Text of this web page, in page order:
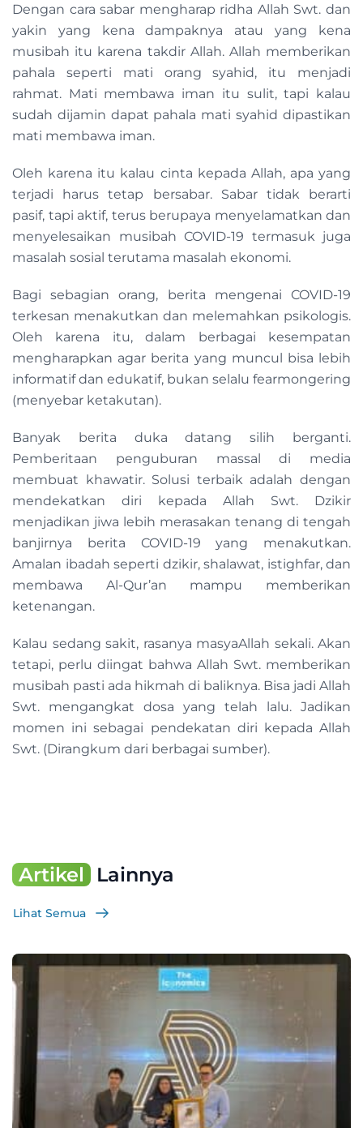
Dengan cara sabar mengharap ridha Allah Swt. dan
yakin yang kena dampaknya atau yang kena
musibah itu karena takdir Allah. Allah memberikan
pahala seperti mati orang syahid, itu menjadi
rahmat. Mati membawa iman itu sulit, tapi kalau
sudah dijamin dapat pahala mati syahid dipastikan
mati membawa iman.
Oleh karena itu kalau cinta kepada Allah, apa yang
terjadi harus tetap bersabar. Sabar tidak berarti
pasif, tapi aktif, terus berupaya menyelamatkan dan
menyelesaikan musibah COVID-19 termasuk juga
masalah sosial terutama masalah ekonomi.
Bagi sebagian orang, berita mengenai COVID-19
terkesan menakutkan dan melemahkan psikologis.
Oleh karena itu, dalam berbagai kesempatan
mengharapkan agar berita yang muncul bisa lebih
informatif dan edukatif, bukan selalu fearmongering
(menyebar ketakutan).
Banyak berita duka datang silih berganti.
Pemberitaan penguburan massal di media
membuat khawatir. Solusi terbaik adalah dengan
mendekatkan diri kepada Allah Swt. Dzikir
menjadikan jiwa lebih merasakan tenang di tengah
banjirnya berita COVID-19 yang menakutkan.
Amalan ibadah seperti dzikir, shalawat, istighfar, dan
membawa Al-Qur’an mampu memberikan
ketenangan.
Kalau sedang sakit, rasanya masyaAllah sekali. Akan
tetapi, perlu diingat bahwa Allah Swt. memberikan
musibah pasti ada hikmah di baliknya. Bisa jadi Allah
Swt. mengangkat dosa yang telah lalu. Jadikan
momen ini sebagai pendekatan diri kepada Allah
Swt. (Dirangkum dari berbagai sumber).
Artikel Lainnya
Lihat Semua